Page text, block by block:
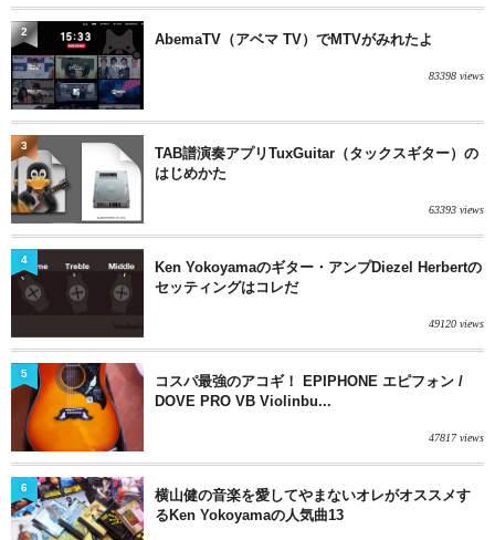
AbemaTV（アベマ TV）でMTVがみれたよ
83398 views
2
TAB譜演奏アプリTuxGuitar（タックスギター）の
はじめかた
63393 views
3
Ken Yokoyamaのギター・アンプDiezel Herbertの
セッティングはコレだ
49120 views
4
コスパ最強のアコギ！ EPIPHONE エピフォン /
DOVE PRO VB Violinbu...
47817 views
5
横山健の音楽を愛してやまないオレがオススメす
るKen Yokoyamaの人気曲13
6